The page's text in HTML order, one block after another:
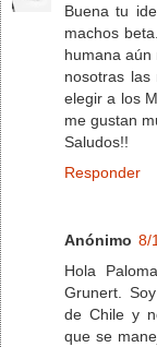
Buena tu
machos
humana aún
nosotras las
elegir a los
me gustan
Saludos!!
Responder
Anónimo 8/
Hola
Grunert.
de Chile y
que se